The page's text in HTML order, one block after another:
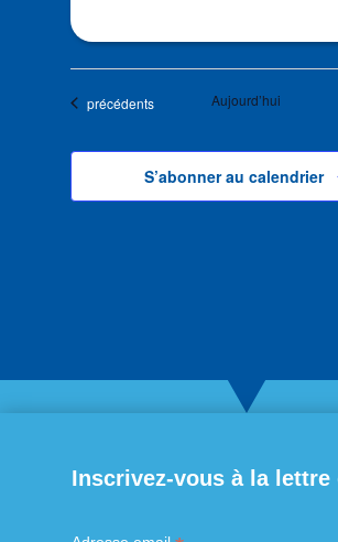
Évènements
précédents Aujourd’hui
S’abonner au calendrier
Inscrivez-vous à la